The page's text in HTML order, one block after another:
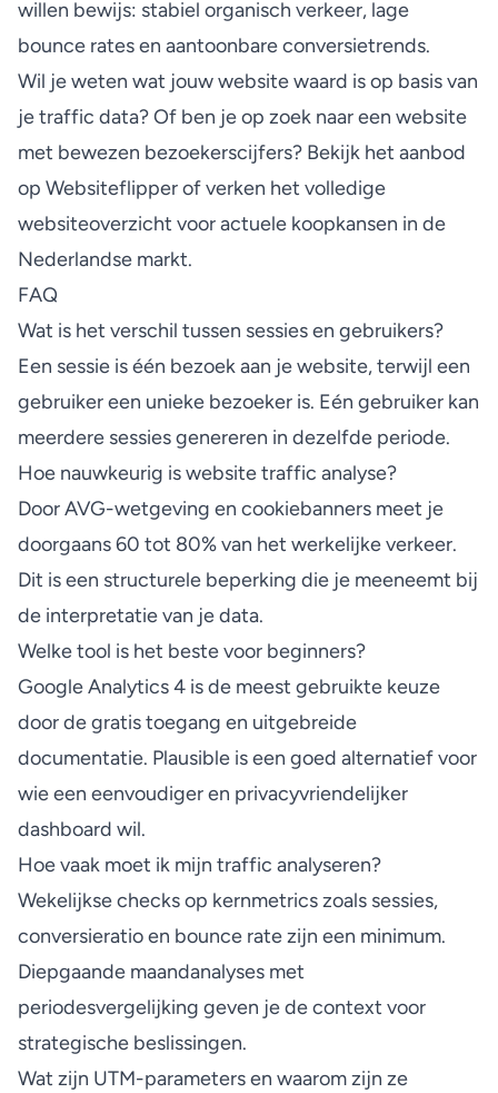
willen bewijs: stabiel organisch verkeer, lage
bounce rates en aantoonbare conversietrends.
Wil je weten wat jouw website waard is op basis van
je traffic data? Of ben je op zoek naar een website
met bewezen bezoekerscijfers? Bekijk het aanbod
op Websiteflipperof verken het volledige
websiteoverzicht voor actuele koopkansen in de
Nederlandse markt.
FAQ
Wat is het verschil tussen sessies en gebruikers?
Een sessie is één bezoek aan je website, terwijl een
gebruiker een unieke bezoeker is. Eén gebruiker kan
meerdere sessies genereren in dezelfde periode.
Hoe nauwkeurig is website traffic analyse?
Door AVG-wetgeving en cookiebanners meet je
doorgaans 60 tot 80% van het werkelijke verkeer.
Dit is een structurele beperking die je meeneemt bij
de interpretatie van je data.
Welke tool is het beste voor beginners?
Google Analytics 4 is de meest gebruikte keuze
door de gratis toegang en uitgebreide
documentatie. Plausible is een goed alternatief voor
wie een eenvoudiger en privacyvriendelijker
dashboard wil.
Hoe vaak moet ik mijn traffic analyseren?
Wekelijkse checks op kernmetrics zoals sessies,
conversieratio en bounce rate zijn een minimum.
Diepgaande maandanalyses met
periodesvergelijking geven je de context voor
strategische beslissingen.
Wat zijn UTM-parameters en waarom zijn ze